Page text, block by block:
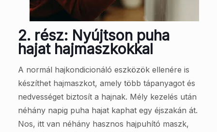
2. rész: Nyújtson puha
hajat hajmaszkokkal
A normál hajkondicionáló eszközök ellenére is
készíthet hajmaszkot, amely több tápanyagot és
nedvességet biztosít a hajnak. Mély kezelés után
néhány napig puha hajat kaphat egy éjszakán át.
Nos, itt van néhány hasznos hajpuhító maszk,